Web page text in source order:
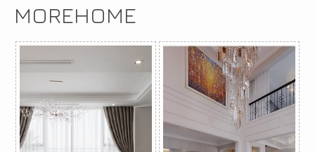
MOREHOME